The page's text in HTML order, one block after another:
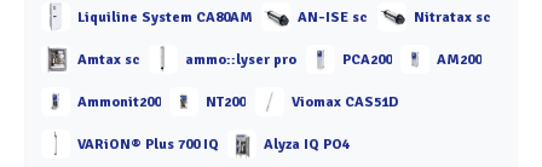
Liquiline System CA80AM AN-ISE sc Nitratax sc
Amtax sc ammo::lyser pro PCA200 AM200
Ammonit200 NT200 Viomax CAS51D
VARiON® Plus 700 IQ Alyza IQ PO4